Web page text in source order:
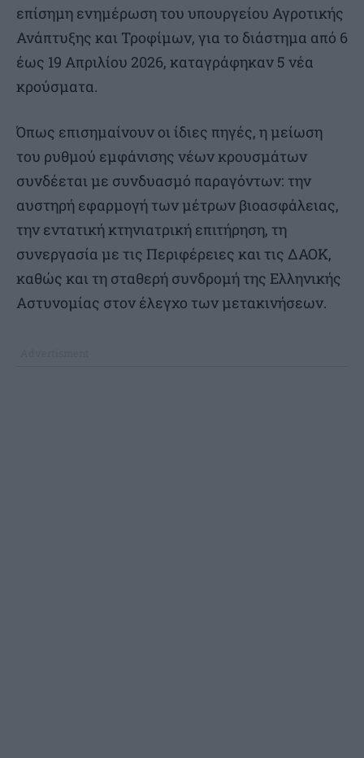
επίσημη ενημέρωση του υπουργείου Αγροτικής
Ανάπτυξης και Τροφίμων, για το διάστημα από 6
έως 19 Απριλίου 2026, καταγράφηκαν 5 νέα
κρούσματα.
Όπως επισημαίνουν οι ίδιες πηγές, η μείωση
του ρυθμού εμφάνισης νέων κρουσμάτων
συνδέεται με συνδυασμό παραγόντων: την
αυστηρή εφαρμογή των μέτρων βιοασφάλειας,
την εντατική κτηνιατρική επιτήρηση, τη
συνεργασία με τις Περιφέρειες και τις ΔΑΟΚ,
καθώς και τη σταθερή συνδρομή της Ελληνικής
Αστυνομίας στον έλεγχο των μετακινήσεων.